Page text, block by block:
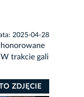
2025-04-28
trakcie gali
ZDJĘCIE